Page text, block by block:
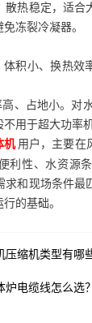
散热稳定，适合
冻裂冷凝器。
积小、换热效
、占地小。对
用于超大功率机
机 用户，主要在
利性、水资源
求和现场条件最
的基础。
压缩机类型有哪
炉电缆线怎么选？